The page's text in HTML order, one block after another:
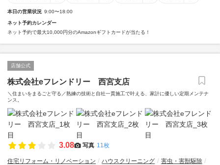
本日の営業状況 9:00〜18:00
ネット予約カレンダー
ネット予約で最大10,000円分のAmazonギフトカードが当たる！
店舗公式
株式会社eフレンドリー 西宮支店
＼住まいをまるごと守る／熟練の技術と自社一貫施工で叶える、家計に優しい定期メンテナ
ンス。
3.08 写真 11枚
住宅リフォーム・リノベーション ハウスクリーニング
害虫・害獣駆除